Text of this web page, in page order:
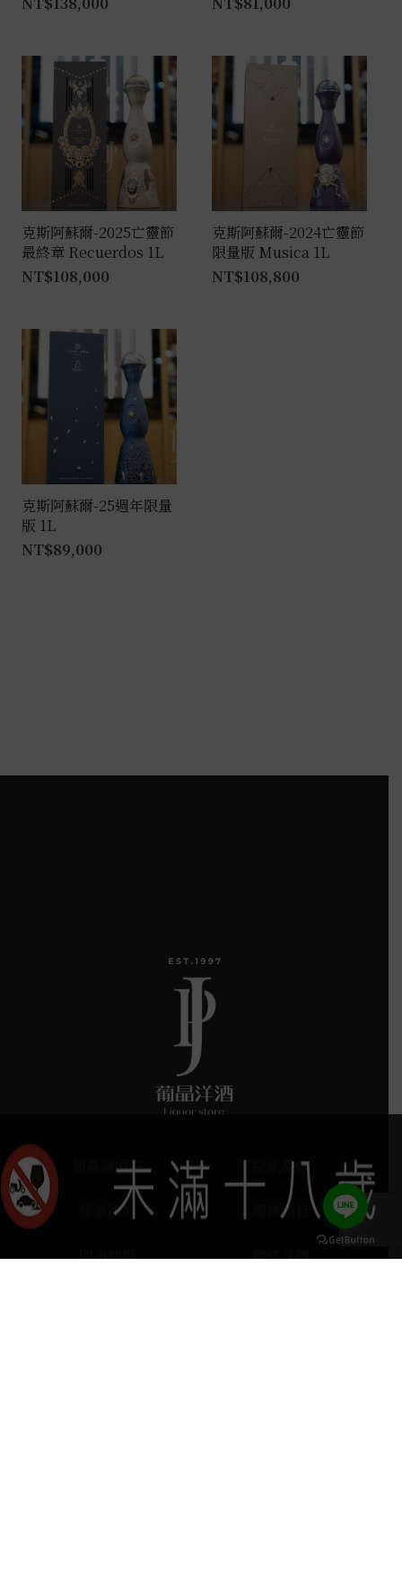
克斯阿蘇爾-2025亡靈節
最終章 Recuerdos 1L
NT$108,000
克斯阿蘇爾-2024亡靈節
限量版 Musica 1L
NT$108,800
克斯阿蘇爾-25週年限量
版 1L
NT$89,000
葡晶調酒室 探索品牌
探索酒款 服務項目
門市據點 聯絡我們